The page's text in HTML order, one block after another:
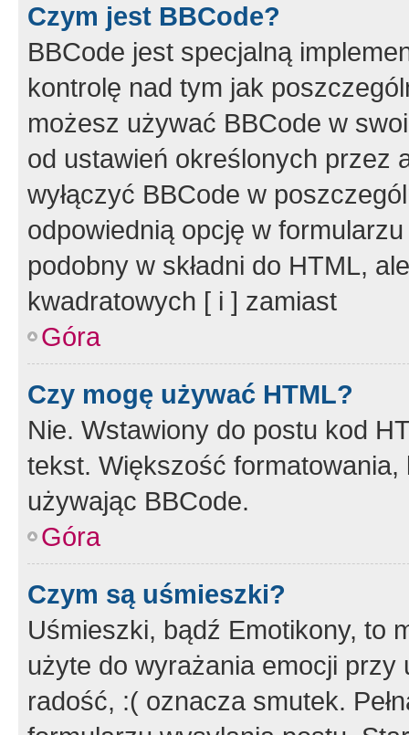
Czym jest BBCode?
BBCode jest specjalną
kontrolę nad tym jak
możesz używać BBCode w
od ustawień określonych przez
wyłączyć BBCode w
odpowiednią opcję w
podobny w składni do HTML,
kwadratowych [ i ] zamiast
Góra
Czy mogę używać HTML?
Nie. Wstawiony do postu kod
tekst. Większość
używając BBCode.
Góra
Czym są uśmieszki?
Uśmieszki, bądź Emotikony, to
użyte do wyrażania emocji
radość, :( oznacza smutek.